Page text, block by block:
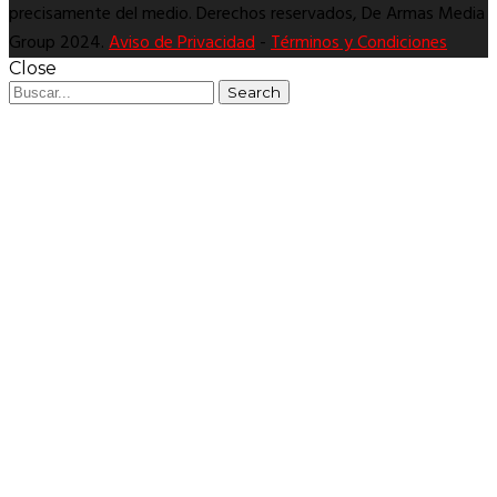
precisamente del medio. Derechos reservados, De Armas Media
Group 2024.Aviso de Privacidad-Términos y Condiciones
Close